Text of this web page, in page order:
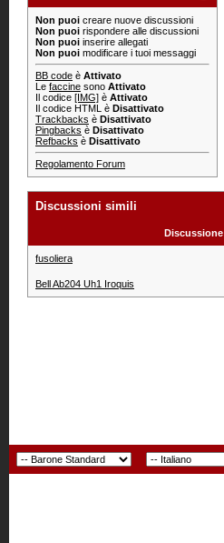
Non puoi creare nuove discussioni
Non puoi rispondere alle discussioni
Non puoi inserire allegati
Non puoi modificare i tuoi messaggi
BB code è Attivato
Le faccine sono Attivato
Il codice [IMG] è Attivato
Il codice HTML è Disattivato
Trackbacks è Disattivato
Pingbacks è Disattivato
Refbacks è Disattivato
Regolamento Forum
Discussioni simili
Discussione
fusoliera
Bell Ab204 Uh1 Iroquis